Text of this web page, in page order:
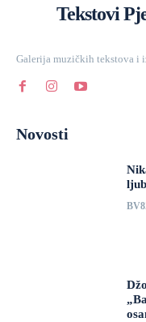
Tekstovi
Galerija muzičkih tekstova i
Novosti